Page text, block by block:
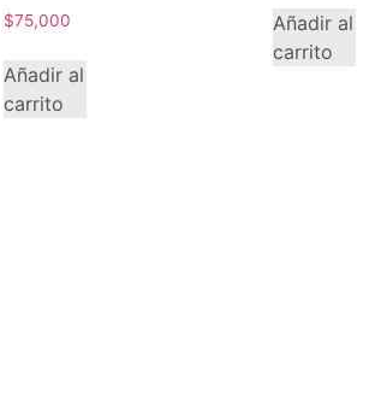
$75,000
Añadir al
carrito
Añadir al
carrito